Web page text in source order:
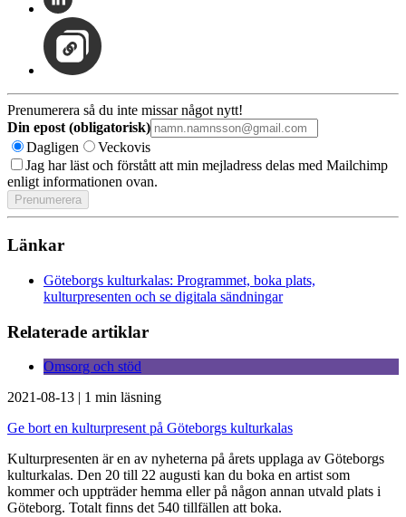
Prenumerera så du inte missar något nytt!
Din epost (obligatorisk)
Dagligen
Veckovis
Jag har läst och förstått att min mejladress delas med Mailchimp
enligt informationen ovan.
Länkar
Göteborgs kulturkalas: Programmet, boka plats,
kulturpresenten och se digitala sändningar
Relaterade artiklar
Omsorg och stöd
2021-08-13 | 1 min läsning
Ge bort en kulturpresent på Göteborgs kulturkalas
Kulturpresenten är en av nyheterna på årets upplaga av Göteborgs
kulturkalas. Den 20 till 22 augusti kan du boka en artist som
kommer och uppträder hemma eller på någon annan utvald plats i
Göteborg. Totalt finns det 540 tillfällen att boka.